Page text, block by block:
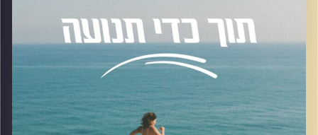
תחומי המחקר שלו מתמקדים בזהות חברתית, תשוקה, שחיקה
והתמכרות לפעילות גופנית.
הוא פועל לקידום התחום בישראל וליצירת מודעות לנושאים
כמו בריאות הנפש בספורט.
הנושאים שדיברנו עליהם (בקצה המזלג) :